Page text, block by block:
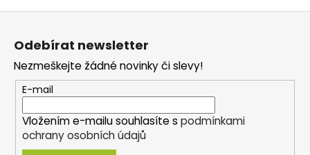
Z
Odebírat newsletter
Nezmeškejte žádné novinky či slevy!
E-mail
Vložením e-mailu souhlasíte s podmínkami
ochrany osobních údajů